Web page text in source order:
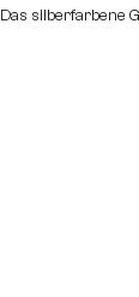
Das silberfarbene